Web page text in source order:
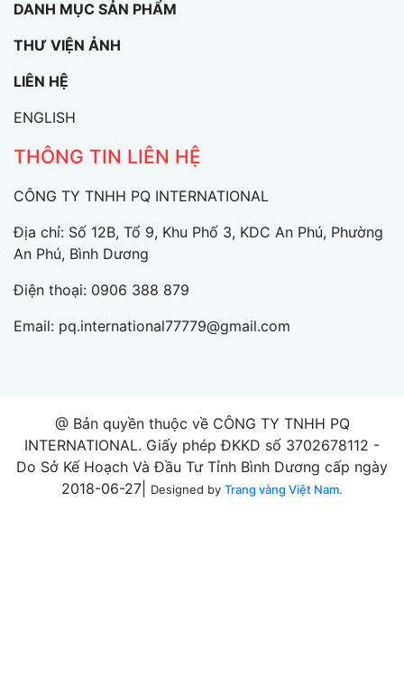
DANH MỤC SẢN PHẨM
THƯ VIỆN ẢNH
LIÊN HỆ
ENGLISH
THÔNG TIN LIÊN HỆ
CÔNG TY TNHH PQ INTERNATIONAL
Địa chỉ: Số 12B, Tổ 9, Khu Phố 3, KDC An Phú, Phường
An Phú, Bình Dương
Điện thoại: 0906 388 879
Email: pq.international77779@gmail.com
@ Bản quyền thuộc về CÔNG TY TNHH PQ
INTERNATIONAL. Giấy phép ĐKKD số 3702678112 -
Do Sở Kế Hoạch Và Đầu Tư Tỉnh Bình Dương cấp ngày
2018-06-27|
Designed by Trang vàng Việt Nam.